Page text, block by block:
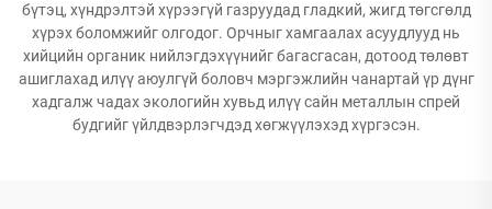
бүтэц, хүндрэлтэй хүрээгүй газруудад гладкий, жигд төгсгөлд
хүрэх боломжийг олгодог. Орчныг хамгаалах асуудлууд нь
хийцийн органик нийлэгдэхүүнийг багасгасан, дотоод төлөвт
ашиглахад илүү аюулгүй боловч мэргэжлийн чанартай үр дүнг
хадгалж чадах экологийн хувьд илүү сайн металлын спрей
будгийг үйлдвэрлэгчдэд хөгжүүлэхэд хүргэсэн.